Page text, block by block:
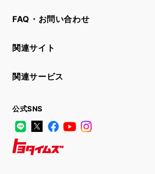
FAQ・お問い合わせ
関連サイト
関連サービス
公式SNS
LINE
X FacebookYouTube